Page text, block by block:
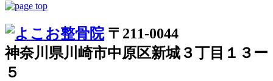
〒211-0044
神奈川県川崎市中原区新城３丁目１３ー
５